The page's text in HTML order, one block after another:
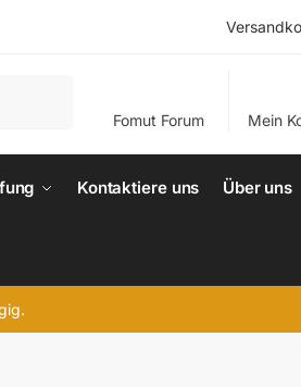
Fomut Forum Mein
Kontaktiere uns Über uns